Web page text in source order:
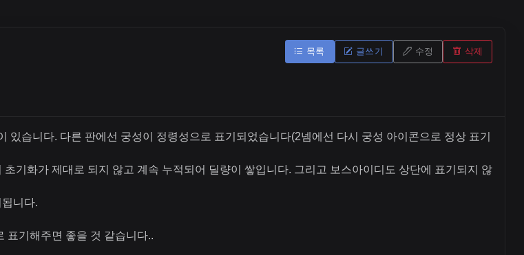
목록 글쓰기 수정 삭제
습니다. 다른 판에선 궁성이 정령성으로 표기되었습니다(2넴에선 다시 궁성 아이콘으로 정상 표기
기화가 제대로 되지 않고 계속 누적되어 딜량이 쌓입니다. 그리고 보스아이디도 상단에 표기되지 않
니다.
표기해주면 좋을 것 같습니다..